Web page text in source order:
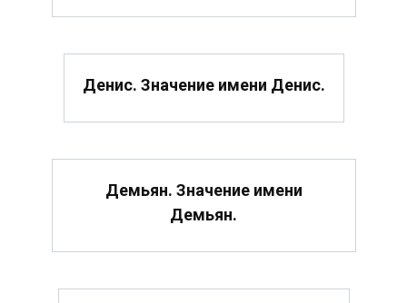
Денис. Значение имени Денис.
Демьян. Значение имени
Демьян.